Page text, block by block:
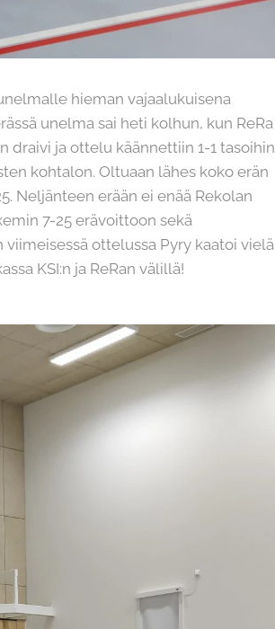
hieman vajaalukuisena
unelma sai heti kolhun, kun ReRa
draivi ja ottelu käännettiin 1-1 tasoihin
kohtalon. Oltuaan lähes koko erän
Neljänteen erään ei enää Rekolan
7-25 erävoittoon sekä
viimeisessä ottelussa Pyry kaatoi vielä
KSI:n ja ReRan välillä!